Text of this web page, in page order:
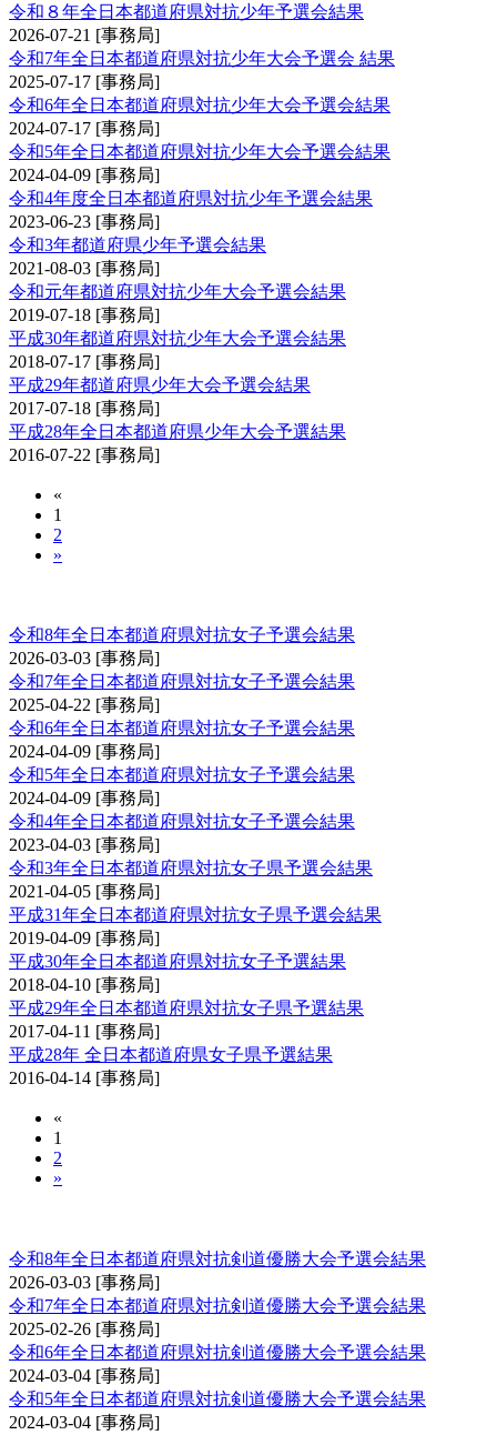
令和８年全日本都道府県対抗少年予選会結果
2026-07-21 [事務局]
令和7年全日本都道府県対抗少年大会予選会 結果
2025-07-17 [事務局]
令和6年全日本都道府県対抗少年大会予選会結果
2024-07-17 [事務局]
令和5年全日本都道府県対抗少年大会予選会結果
2024-04-09 [事務局]
令和4年度全日本都道府県対抗少年予選会結果
2023-06-23 [事務局]
令和3年都道府県少年予選会結果
2021-08-03 [事務局]
令和元年都道府県対抗少年大会予選会結果
2019-07-18 [事務局]
平成30年都道府県対抗少年大会予選会結果
2018-07-17 [事務局]
平成29年都道府県少年大会予選会結果
2017-07-18 [事務局]
平成28年全日本都道府県少年大会予選結果
2016-07-22 [事務局]
«
1
2
»
令和8年全日本都道府県対抗女子予選会結果
2026-03-03 [事務局]
令和7年全日本都道府県対抗女子予選会結果
2025-04-22 [事務局]
令和6年全日本都道府県対抗女子予選会結果
2024-04-09 [事務局]
令和5年全日本都道府県対抗女子予選会結果
2024-04-09 [事務局]
令和4年全日本都道府県対抗女子予選会結果
2023-04-03 [事務局]
令和3年全日本都道府県対抗女子県予選会結果
2021-04-05 [事務局]
平成31年全日本都道府県対抗女子県予選会結果
2019-04-09 [事務局]
平成30年全日本都道府県対抗女子予選結果
2018-04-10 [事務局]
平成29年全日本都道府県対抗女子県予選結果
2017-04-11 [事務局]
平成28年 全日本都道府県女子県予選結果
2016-04-14 [事務局]
«
1
2
»
令和8年全日本都道府県対抗剣道優勝大会予選会結果
2026-03-03 [事務局]
令和7年全日本都道府県対抗剣道優勝大会予選会結果
2025-02-26 [事務局]
令和6年全日本都道府県対抗剣道優勝大会予選会結果
2024-03-04 [事務局]
令和5年全日本都道府県対抗剣道優勝大会予選会結果
2024-03-04 [事務局]